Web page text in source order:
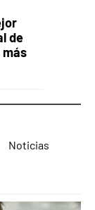
de
Noticias